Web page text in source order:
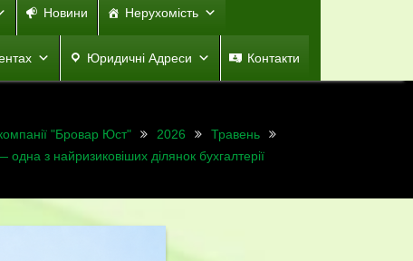
Новини Нерухомість
Юридичні Адреси Контакти
"Бровар Юст" 2026
Травень
одна з найризиковіших ділянок бухгалтерії